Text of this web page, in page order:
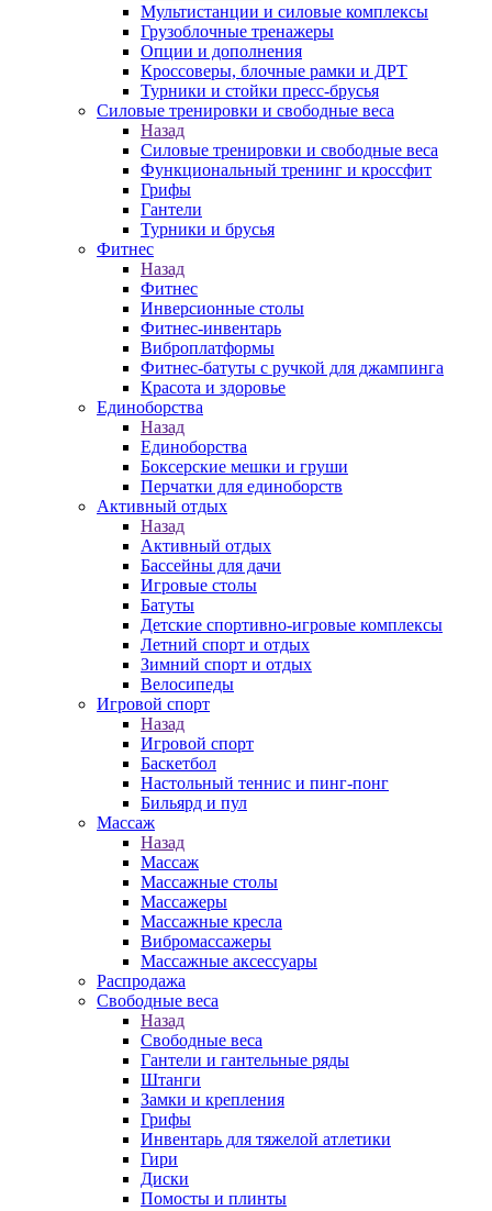
Мультистанции и силовые комплексы
Грузоблочные тренажеры
Опции и дополнения
Кроссоверы, блочные рамки и ДРТ
Турники и стойки пресс-брусья
Силовые тренировки и свободные веса
Назад
Силовые тренировки и свободные веса
Функциональный тренинг и кроссфит
Грифы
Гантели
Турники и брусья
Фитнес
Назад
Фитнес
Инверсионные столы
Фитнес-инвентарь
Виброплатформы
Фитнес-батуты с ручкой для джампинга
Красота и здоровье
Единоборства
Назад
Единоборства
Боксерские мешки и груши
Перчатки для единоборств
Активный отдых
Назад
Активный отдых
Бассейны для дачи
Игровые столы
Батуты
Детские спортивно-игровые комплексы
Летний спорт и отдых
Зимний спорт и отдых
Велосипеды
Игровой спорт
Назад
Игровой спорт
Баскетбол
Настольный теннис и пинг-понг
Бильярд и пул
Массаж
Назад
Массаж
Массажные столы
Массажеры
Массажные кресла
Вибромассажеры
Массажные аксессуары
Распродажа
Свободные веса
Назад
Свободные веса
Гантели и гантельные ряды
Штанги
Замки и крепления
Грифы
Инвентарь для тяжелой атлетики
Гири
Диски
Помосты и плинты